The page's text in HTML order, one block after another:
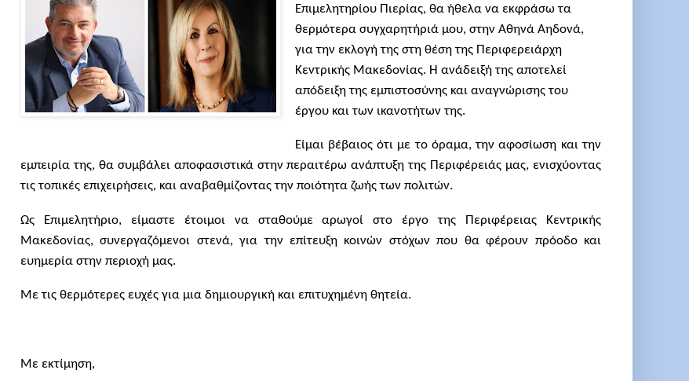
Επιμελητηρίου Πιερίας, θα ήθελα να εκφράσω τα
θερμότερα συγχαρητήριά μου, στην Αθηνά Αηδονά,
για την εκλογή της στη θέση της Περιφερειάρχη
Κεντρικής Μακεδονίας. Η ανάδειξή της αποτελεί
απόδειξη της εμπιστοσύνης και αναγνώρισης του
έργου και των ικανοτήτων της.
Είμαι βέβαιος ότι με το όραμα, την αφοσίωση και την
εμπειρία της, θα συμβάλει αποφασιστικά στην περαιτέρω ανάπτυξη της Περιφέρειάς μας, ενισχύοντας
τις τοπικές επιχειρήσεις, και αναβαθμίζοντας την ποιότητα ζωής των πολιτών.
Ως Επιμελητήριο, είμαστε έτοιμοι να σταθούμε αρωγοί στο έργο της Περιφέρειας Κεντρικής
Μακεδονίας, συνεργαζόμενοι στενά, για την επίτευξη κοινών στόχων που θα φέρουν πρόοδο και
ευημερία στην περιοχή μας.
Με τις θερμότερες ευχές για μια δημιουργική και επιτυχημένη θητεία.
Με εκτίμηση,